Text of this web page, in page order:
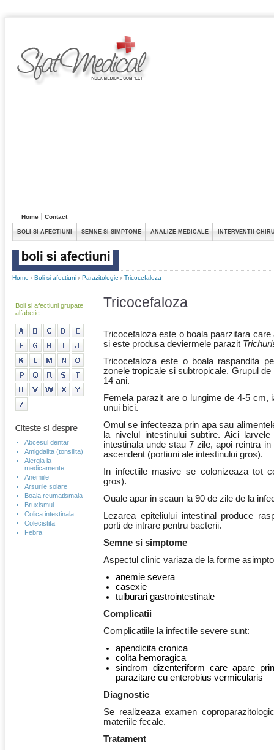
Home Contact
BOLI SI AFECTIUNI SEMNE SI SIMPTOME ANALIZE MEDICALE INTERVENTII
Home Boli si afectiuni Parazitologie Tricocefaloza
Boli si afectiuni grupate
alfabetic
Abcesul dentar
Amigdalita (tonsilita)
Alergia la
medicamente
Anemiile
Arsurile solare
Boala reumatismala
Bruxismul
Colica intestinala
Colecistita
Febra
Tricocefaloza
Tricocefaloza este o boala paarzitara
si este produsa deviermele parazit
Tricocefaloza este o boala raspandita
zonele tropicale si subtropicale. Grupul
14 ani.
Femela parazit are o lungime de 4-5
unui bici.
Omul se infecteaza prin apa sau
la nivelul intestinului subtire. Aici
intestinala unde stau 7 zile, apoi reintra
ascendent (portiuni ale intestinului gros).
In infectiile masive se colonizeaza tot
gros).
Ouale apar in scaun la 90 de zile de la
Lezarea epiteliului intestinal produce
porti de intrare pentru bacterii.
Semne si simptome
Aspectul clinic variaza de la forme
anemie severa
casexie
tulburari gastrointestinale
Complicatii
Complicatiile la infectiile severe sunt:
apendicita cronica
colita hemoragica
sindrom dizenteriform care apare
parazitare cu enterobius vermicularis
Diagnostic
Se realizeaza examen
materiile fecale.
Tratament